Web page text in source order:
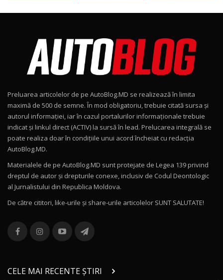
15:08
Noul Geely EX2 / Test Drive AutoBlog.MD
15:22
Mercedes-AMG E 53 HYBRID 4MATIC+ / Test
Drive AutoBlog.MD
16:27
11
Noul Volvo ES90 / Test Drive AutoBlog.MD
12
Noul MG HS / Test Drive AutoBlog.MD
16:48
13
combină aventura cu luxul / AutoBlog.MD
36:08
chinez care face lumea să se întoarcă după el
/ AutoBlog.MD
17:27
Preluarea articolelor de pe AutoBlog.MD se realizează în limita
maximă de 500 de semne. În mod obligatoriu, trebuie citată sursa și
autorul informației, iar în cazul portalurilor informaționale trebuie
indicat și linkul direct (ACTIV) la sursă în lead. Prelucarea integrală se
poate realiza doar în condițiile unui acord încheiat cu redacţia
AutoBlog.MD.
Materialele de pe AutoBlog.MD sunt protejate de Legea 139 privind
dreptul de autor și drepturile conexe, inclusiv de Codul Deontologic
al Jurnalistului din Republica Moldova.
De către cititori, like-urile şi share-urile articolelor SUNT SALUTATE!
CELE MAI RECENTE ȘTIRI